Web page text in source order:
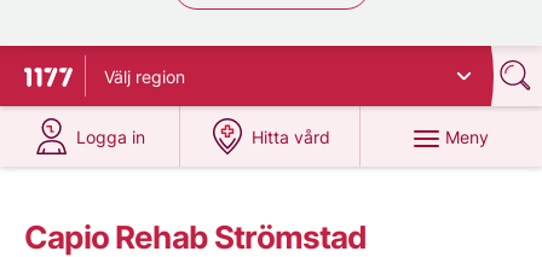
Till startsidan för 1177
Välj region
Logga in
på 1177.se
Hitta vård
på 1177.se
Meny
Capio Rehab Strömstad